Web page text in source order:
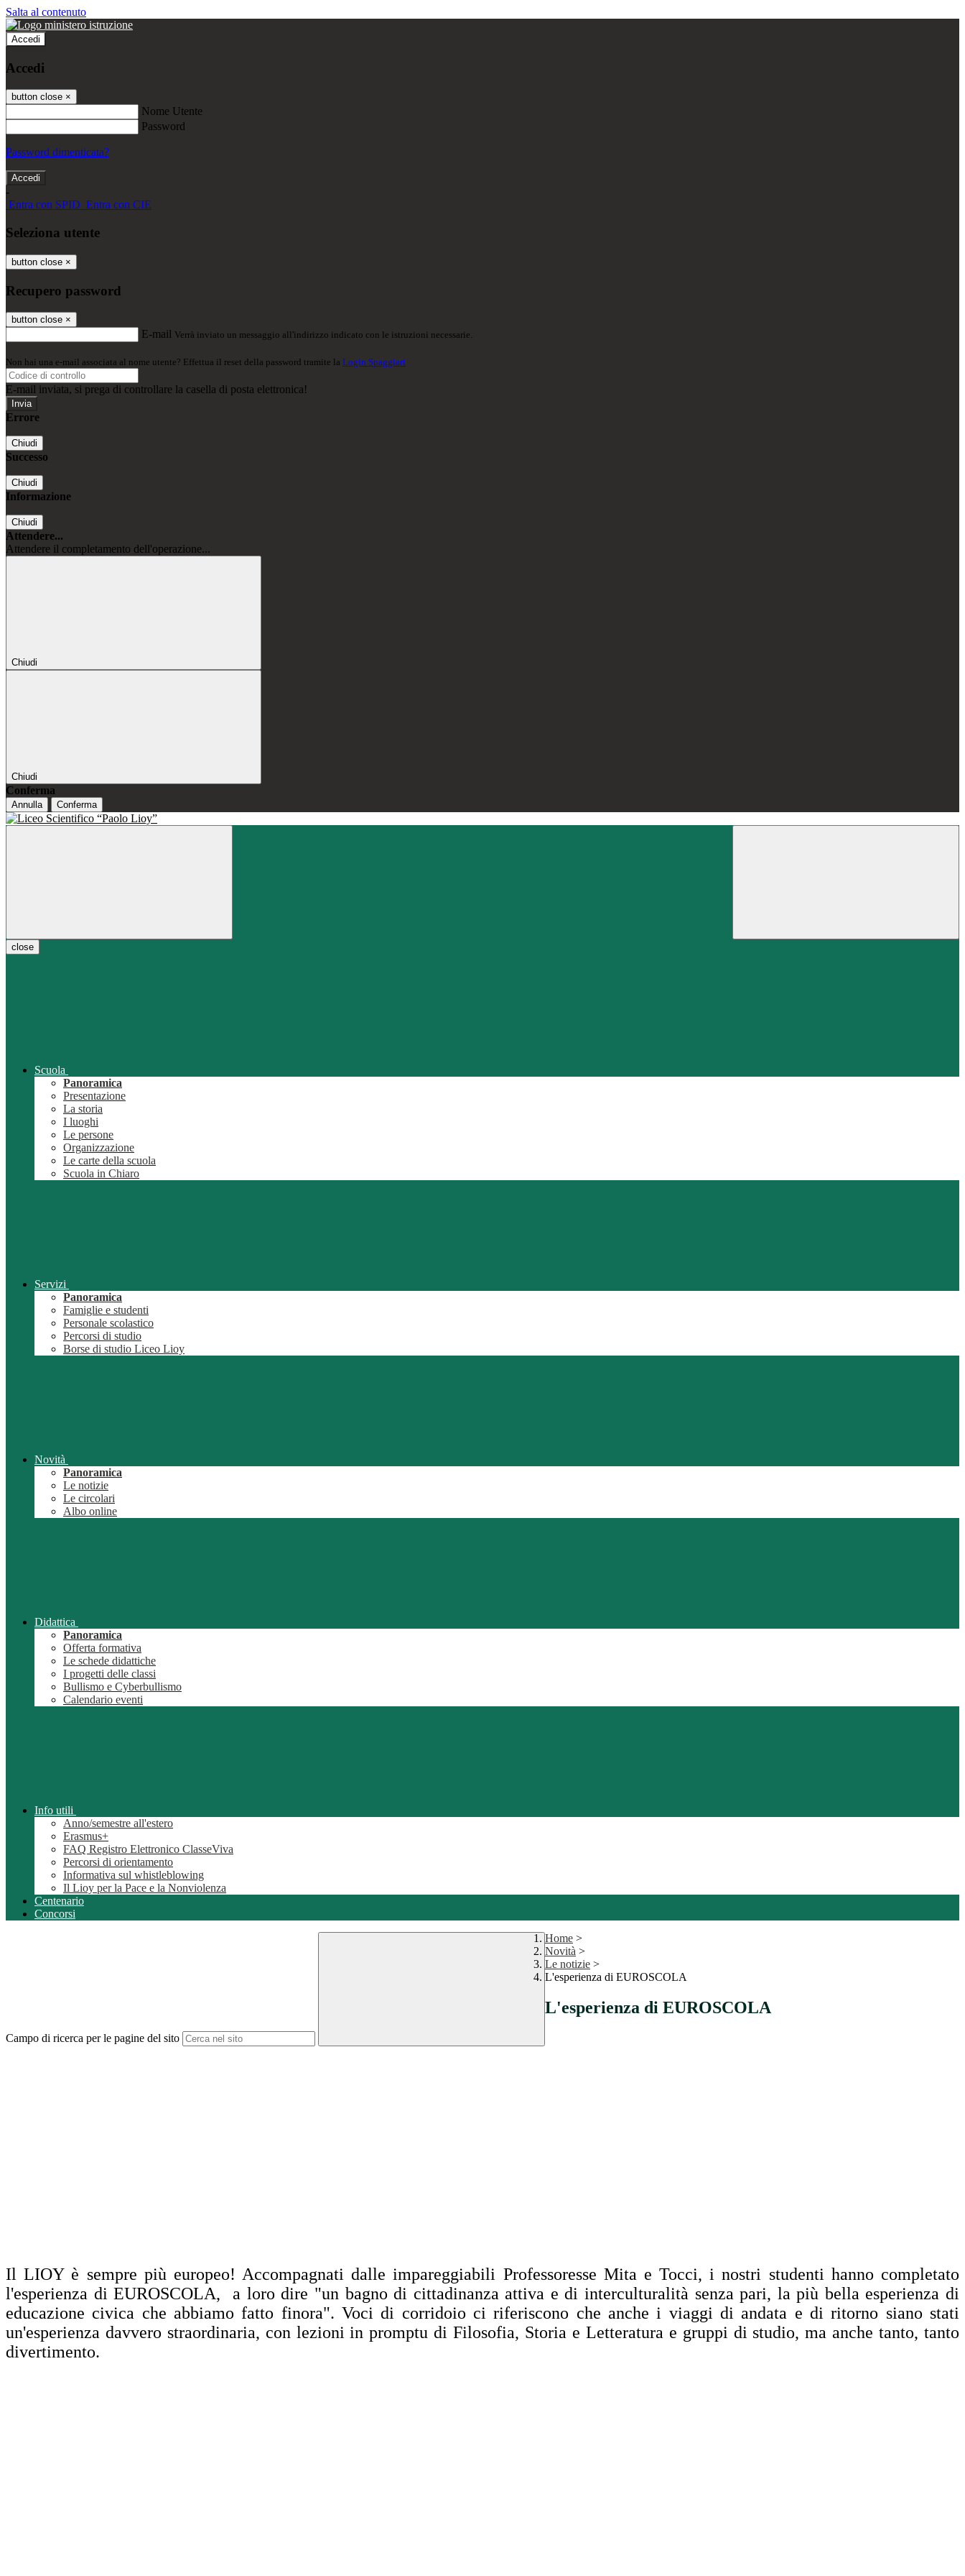
Salta al contenuto
Accedi
Accedi
button close ×
Nome Utente
Password
Password dimenticata?
-
Entra con SPID Entra con CIE
Seleziona utente
button close ×
Recupero password
button close ×
E-mail Verrà inviato un messaggio all'indirizzo indicato con le istruzioni necessarie.
Non hai una e-mail associata al nome utente? Effettua il reset della password tramite la Login Spaggiari
E-mail inviata, si prega di controllare la casella di posta elettronica!
Errore
Chiudi
Successo
Chiudi
Informazione
Chiudi
Attendere...
Attendere il completamento dell'operazione...
Chiudi
Chiudi
Conferma
Annulla Conferma
close
Scuola
Panoramica
Presentazione
La storia
I luoghi
Le persone
Organizzazione
Le carte della scuola
Scuola in Chiaro
Servizi
Panoramica
Famiglie e studenti
Personale scolastico
Percorsi di studio
Borse di studio Liceo Lioy
Novità
Panoramica
Le notizie
Le circolari
Albo online
Didattica
Panoramica
Offerta formativa
Le schede didattiche
I progetti delle classi
Bullismo e Cyberbullismo
Calendario eventi
Info utili
Anno/semestre all'estero
Erasmus+
FAQ Registro Elettronico ClasseViva
Percorsi di orientamento
Informativa sul whistleblowing
Il Lioy per la Pace e la Nonviolenza
Centenario
Concorsi
Campo di ricerca per le pagine del sito
Home >
Novità >
Le notizie >
L'esperienza di EUROSCOLA
L'esperienza di EUROSCOLA
Il LIOY è sempre più europeo! Accompagnati dalle impareggiabili Professoresse Mita e Tocci, i nostri studenti hanno completato
l'esperienza di EUROSCOLA, a loro dire "un bagno di cittadinanza attiva e di interculturalità senza pari, la più bella esperienza di
educazione civica che abbiamo fatto finora". Voci di corridoio ci riferiscono che anche i viaggi di andata e di ritorno siano stati
un'esperienza davvero straordinaria, con lezioni in promptu di Filosofia, Storia e Letteratura e gruppi di studio, ma anche tanto, tanto
divertimento.